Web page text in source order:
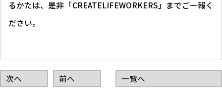
るかたは、是非「CREATELIFEWORKERS」までご一報く
ださい。
次へ 前へ 一覧へ